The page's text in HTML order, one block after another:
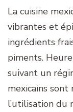
La cuisine
vibrantes et
ingrédients
piments.
suivant un
mexicains
l’utilisation du